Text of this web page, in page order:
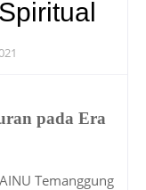
pada Era
Temanggung